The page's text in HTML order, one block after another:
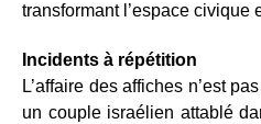
transformant l’espace civique
Incidents à répétition
L’affaire des affiches n’est
un couple israélien attablé